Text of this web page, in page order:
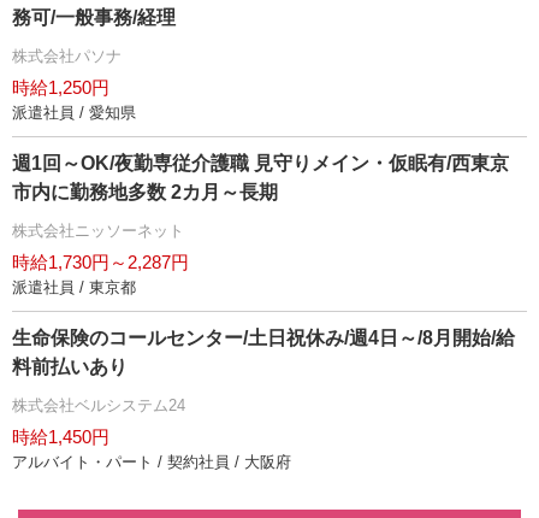
務可/一般事務/経理
株式会社パソナ
時給1,250円
派遣社員 / 愛知県
週1回～OK/夜勤専従介護職 見守りメイン・仮眠有/西東京
市内に勤務地多数 2カ月～長期
株式会社ニッソーネット
時給1,730円～2,287円
派遣社員 / 東京都
生命保険のコールセンター/土日祝休み/週4日～/8月開始/給
料前払いあり
株式会社ベルシステム24
時給1,450円
アルバイト・パート / 契約社員 / 大阪府